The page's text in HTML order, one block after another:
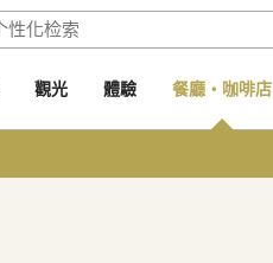
觀光 體驗 餐廳・咖啡店